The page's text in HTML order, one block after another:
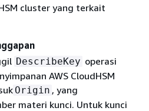
cluster yang terkait
DescribeKey operasi
AWS CloudHSM
Origin , yang
materi kunci. Untuk kunci